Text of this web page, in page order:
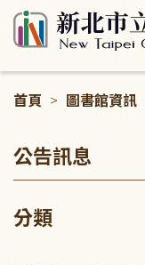
首頁 > 圖書館資訊
公告訊息
分類